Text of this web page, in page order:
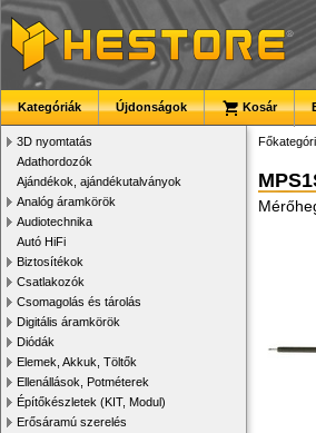
Kategóriák Újdonságok Kosár
3D nyomtatás
Adathordozók
Ajándékok, ajándékutalványok
Analóg áramkörök
Audiotechnika
Autó HiFi
Biztosítékok
Csatlakozók
Csomagolás és tárolás
Digitális áramkörök
Diódák
Elemek, Akkuk, Töltők
Ellenállások, Potméterek
Építőkészletek (KIT, Modul)
Erősáramú szerelés